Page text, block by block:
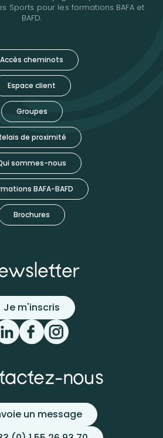
Accès cheminots
Espace client
Groupes
de proximité
sommes-nous
BAFA-BAFD
Brochures
Sports pour les formations BAFA et
BAFD.
Je m'inscris
nous
un message